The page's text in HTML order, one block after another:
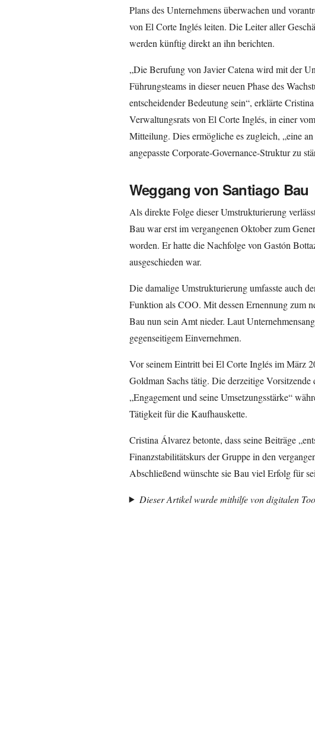
Plans des Unternehmens überwachen und
von El Corte Inglés leiten. Die Leiter aller
werden künftig direkt an ihn berichten.
„Die Berufung von Javier Catena wird mit der
Führungsteams in dieser neuen Phase des
entscheidender Bedeutung sein“, erklärte
Verwaltungsrats von El Corte Inglés, in einer
Mitteilung. Dies ermögliche es zugleich, „eine
angepasste Corporate-Governance-Struktur zu
Weggang von Santiago Bau
Als direkte Folge dieser Umstrukturierung
Bau war erst im vergangenen Oktober zum
worden. Er hatte die Nachfolge von Gastón
ausgeschieden war.
Die damalige Umstrukturierung umfasste auch
Funktion als COO. Mit dessen Ernennung zum
Bau nun sein Amt nieder. Laut
gegenseitigem Einvernehmen.
Vor seinem Eintritt bei El Corte Inglés im März
Goldman Sachs tätig. Die derzeitige
„Engagement und seine Umsetzungsstärke“
Tätigkeit für die Kaufhauskette.
Cristina Álvarez betonte, dass seine Beiträge
Finanzstabilitätskurs der Gruppe in den
Abschließend wünschte sie Bau viel Erfolg für
Dieser Artikel wurde mithilfe von digitalen